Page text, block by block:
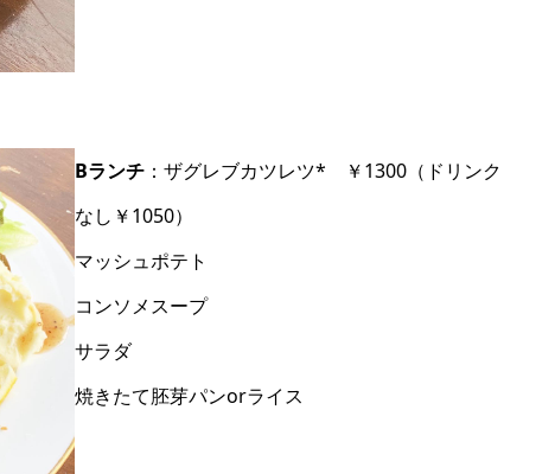
Bランチ：ザグレブカツレツ* ￥1300（ドリンク
なし￥1050）
マッシュポテト
コンソメスープ
サラダ
焼きたて胚芽パンorライス